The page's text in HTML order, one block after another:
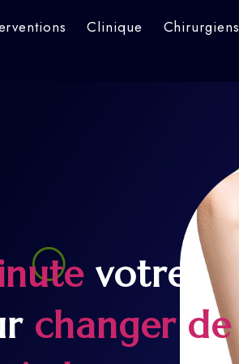
Clinique Chirurgiens
votre
changer de